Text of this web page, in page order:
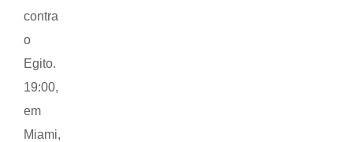
contra
o
Egito.
19:00,
em
Miami,